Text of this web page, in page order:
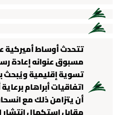
تتحدث أوساط أميركية
مسبوق عنوانه إعادة
تسوية إقليمية ويُبحث
اتفاقيات أبراهام
أن يتزامن ذلك مع